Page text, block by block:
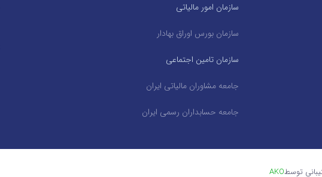
سازمان امور مالیاتی
سازمان بورس اوراق بهادار
سازمان تامین اجتماعی
جامعه مشاوران مالیاتی ایران
جامعه حسابداران رسمی ایران
توسطAKO